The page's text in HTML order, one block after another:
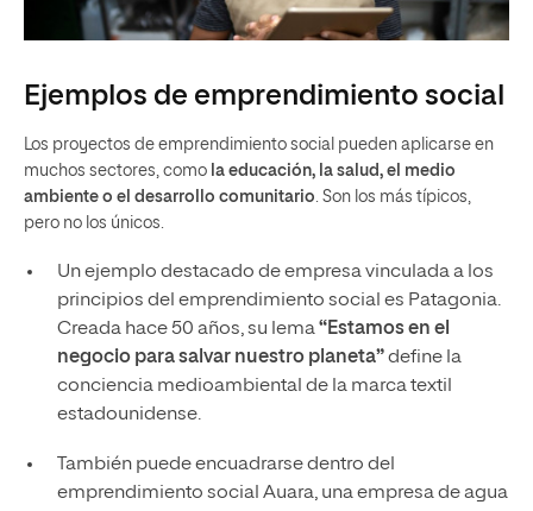
Ejemplos de emprendimiento social
Los proyectos de emprendimiento social pueden aplicarse en
muchos sectores, como la educación, la salud, el medio
ambiente o el desarrollo comunitario. Son los más típicos,
pero no los únicos.
Un ejemplo destacado de empresa vinculada a los
principios del emprendimiento social es Patagonia.
Creada hace 50 años, su lema“Estamos en el
negocio para salvar nuestro planeta”define la
conciencia medioambiental de la marca textil
estadounidense.
También puede encuadrarse dentro del
emprendimiento social Auara, una empresa de agua